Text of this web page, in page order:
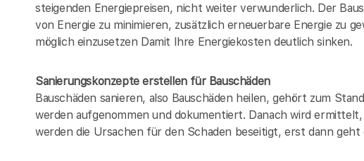
steigenden Energiepreisen, nicht weiter verwunderlich. Der
von Energie zu minimieren, zusätzlich erneuerbare Energie zu
möglich einzusetzen Damit Ihre Energiekosten deutlich sinken.
Sanierungskonzepte erstellen für Bauschäden
Bauschäden sanieren, also Bauschäden heilen, gehört zum
werden aufgenommen und dokumentiert. Danach wird
werden die Ursachen für den Schaden beseitigt, erst dann geht